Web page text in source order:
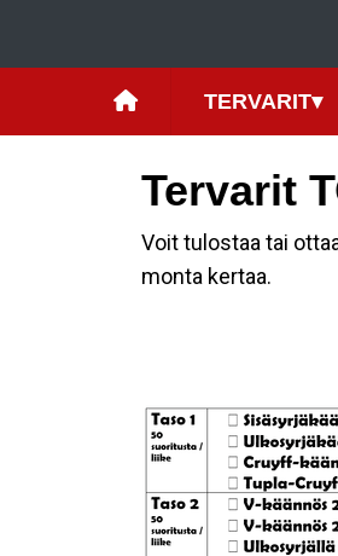
TERVARIT▾
Tervarit
Voit tulostaa tai
monta kertaa.